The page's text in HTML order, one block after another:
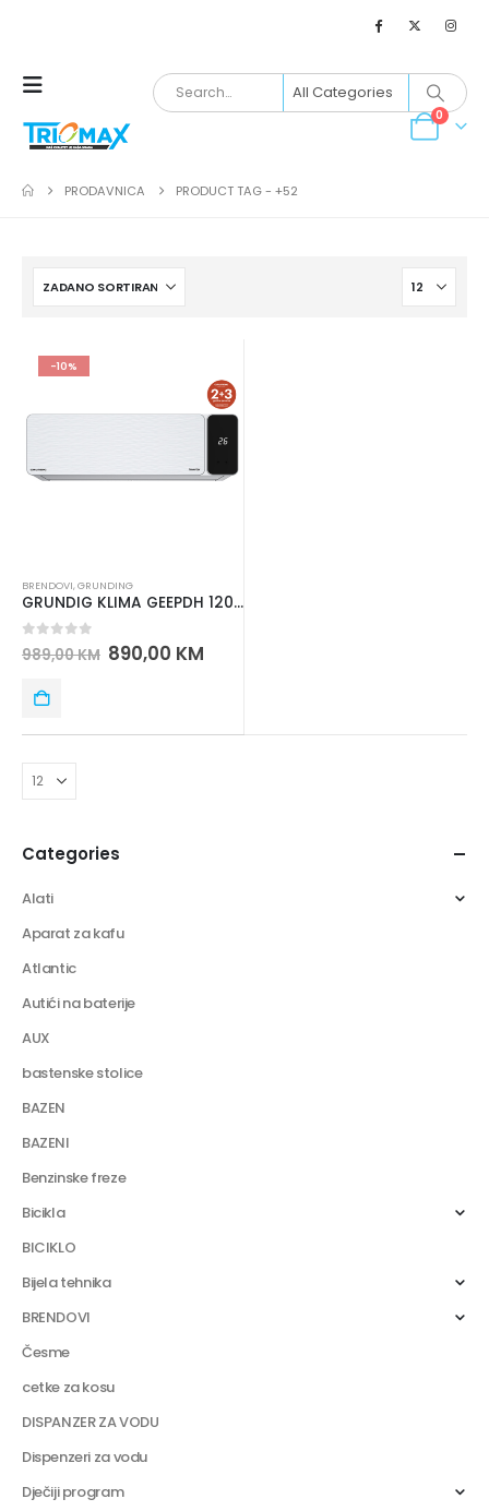
0
PRODAVNICA PRODUCT TAG -+52
-10%
BRENDOVI,GRUNDING
GRUNDIG KLIMA GEEPDH 120/121 INVERTER WIFI
out of 5
989,00KM 890,00 KM
Categories
Alati
Aparat za kafu
Atlantic
Autići na baterije
AUX
bastenske stolice
BAZEN
BAZENI
Benzinske freze
Bicikla
BICIKLO
Bijela tehnika
BRENDOVI
Česme
cetke za kosu
DISPANZER ZA VODU
Dispenzeri za vodu
Dječiji program